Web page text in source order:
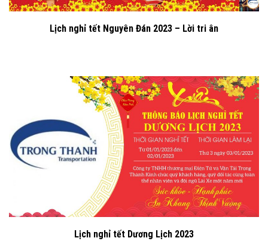
Lịch nghỉ tết Nguyên Đán 2023 – Lời tri ân
Lịch nghỉ tết Dương Lịch 2023